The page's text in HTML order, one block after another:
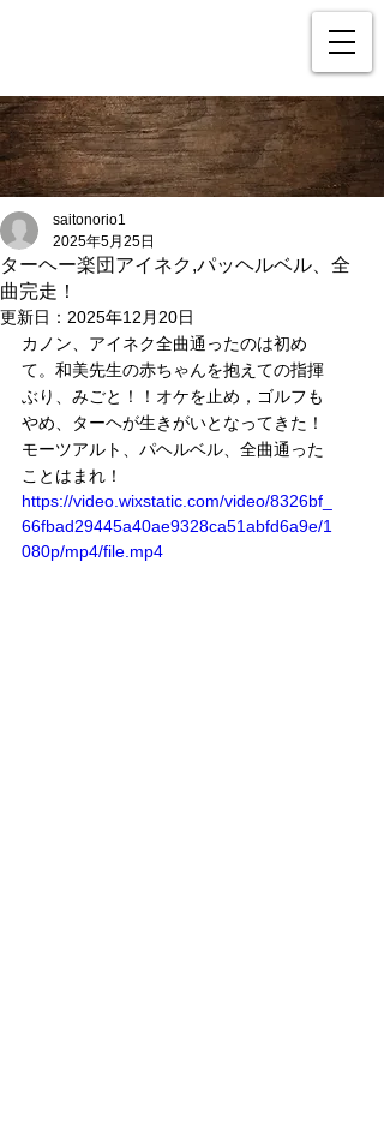
ターヘー楽団アイネク,パッヘルベル、全
曲完走！
saitonorio1
2025年5月25日
更新日： 2025年12月20日
カノン、アイネク全曲通ったのは初め
て。和美先生の赤ちゃんを抱えての指揮
ぶり、みごと！！オケを止め，ゴルフも
やめ、ターヘが生きがいとなってきた！
モーツアルト、パヘルベル、全曲通った
ことはまれ！
https://video.wixstatic.com/video/8326bf_
66fbad29445a40ae9328ca51abfd6a9e/1
080p/mp4/file.mp4